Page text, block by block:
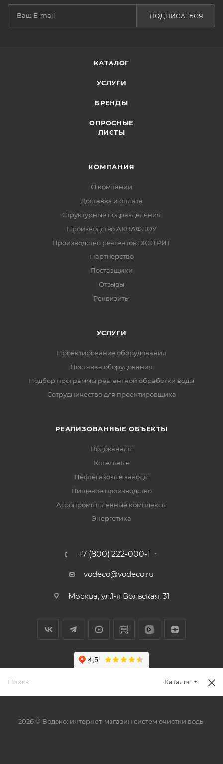
ПОДПИСАТЬСЯ
КАТАЛОГ
УСЛУГИ
БРЕНДЫ
ОПРОСНЫЕ
ЛИСТЫ
КОМПАНИЯ
О компании
Доставка и оплата
Структурные подразделения
Производство АКВАФЛОУ
Производство реагентов ЭКОТРИТ
Партнерство
Поставщики
Отзывы
Реквизиты
УСЛУГИ
Проектирование оборудования
Поставка оборудования
Подбор программы реагентной обработки воды
Сотрудничество для проектировщика
РЕАЛИЗОВАННЫЕ ОБЪЕКТЫ
Водоканалы
Котельные
Нефтегазовые заводы
Пищевое производство
Агропромышленные комплексы
Энергетика
+7 (800) 222-000-1
vodeco@vodeco.ru
Москва, ул.1-я Вольская, 31
2026 © Водэко: интернет-магазин систем очистки воды
Каталог